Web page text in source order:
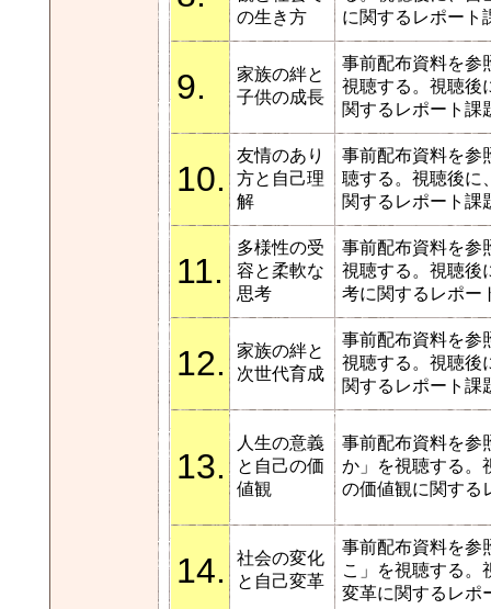
の生き方
に関するレポート
9.
家族の絆と
子供の成長
事前配布資料を参
視聴する。視聴後
関するレポート課
10.
友情のあり
方と自己理
解
事前配布資料を参
聴する。視聴後に
関するレポート課
11.
多様性の受
容と柔軟な
思考
事前配布資料を参
視聴する。視聴後
考に関するレポー
12.
家族の絆と
次世代育成
事前配布資料を参
視聴する。視聴後
関するレポート課
13.
人生の意義
と自己の価
値観
事前配布資料を参
か」を視聴する。
の価値観に関する
14.
社会の変化
と自己変革
事前配布資料を参
こ」を視聴する。
変革に関するレポ